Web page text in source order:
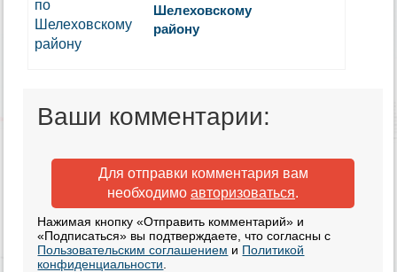
Шелеховскому
району
Ваши комментарии:
Для отправки комментария вам
необходимо авторизоваться.
Нажимая кнопку «Отправить комментарий» и
«Подписаться» вы подтверждаете, что согласны с
Пользовательским соглашением и Политикой
конфиденциальности